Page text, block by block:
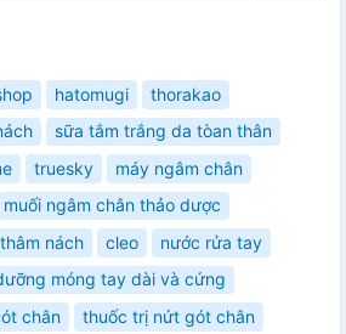
hatomugi
thorakao
sữa tắm trắng da tòan thân
truesky
máy ngâm chân
muối ngâm chân thảo dược
nách cleo
nước rửa tay
móng tay dài và cứng
chân
thuốc trị nứt gót chân